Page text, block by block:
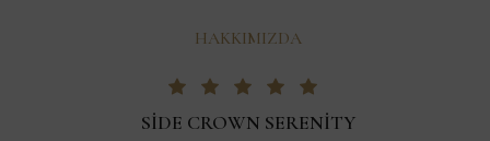
HAKKIMIZDA
SIDE CROWN SERENITY